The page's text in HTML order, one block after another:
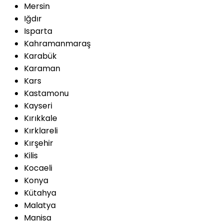
Mersin
Iğdır
Isparta
Kahramanmaraş
Karabük
Karaman
Kars
Kastamonu
Kayseri
Kırıkkale
Kırklareli
Kırşehir
Kilis
Kocaeli
Konya
Kütahya
Malatya
Manisa